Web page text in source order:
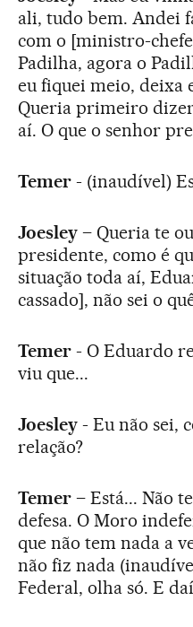
ali, tudo bem. Andei
com o [ministro-
Padilha, agora o
eu fiquei meio, deixa
Queria primeiro
aí. O que o senhor
Temer- (inaudível)
Joesley– Queria te
presidente, como é
situação toda aí,
cassado], não sei o
Temer- O Eduardo
viu que...
Joesley- Eu não sei,
relação?
Temer– Está... Não
defesa. O Moro
que não tem nada a
não fiz nada
Federal, olha só. E